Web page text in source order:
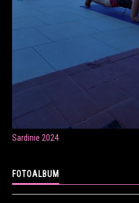
Sardinie 2024
FOTOALBUM